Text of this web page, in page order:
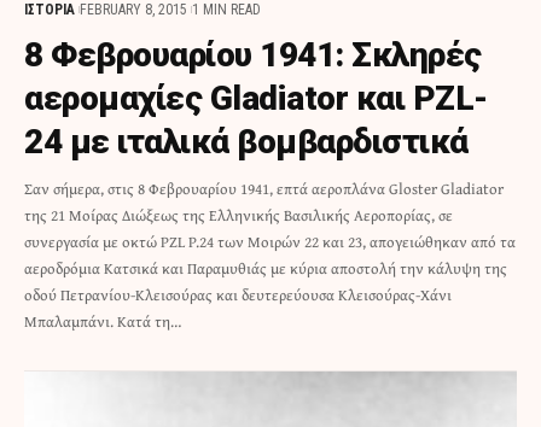
ΙΣΤΟΡΙΑ FEBRUARY 8, 2015 1 MIN READ
8 Φεβρουαρίου 1941: Σκληρές
αερομαχίες Gladiator και PZL-
24 με ιταλικά βομβαρδιστικά
Σαν σήμερα, στις 8 Φεβρουαρίου 1941, επτά αεροπλάνα Gloster Gladiator
της 21 Μοίρας Διώξεως της Ελληνικής Βασιλικής Αεροπορίας, σε
συνεργασία με οκτώ PZL P.24 των Μοιρών 22 και 23, απογειώθηκαν από τα
αεροδρόμια Κατσικά και Παραμυθιάς με κύρια αποστολή την κάλυψη της
οδού Πετρανίου-Κλεισούρας και δευτερεύουσα Κλεισούρας-Χάνι
Μπαλαμπάνι. Κατά τη…